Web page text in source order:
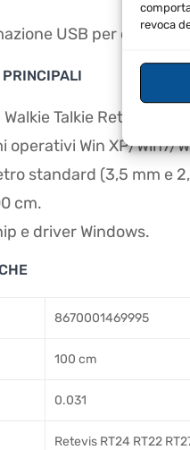
revoca
USB per
Talkie Retevis
operativi Win XP/Win7/
standard (3,5 mm e
cm.
e driver Windows.
8670001469995
100 cm
0.031
Retevis RT24 RT22